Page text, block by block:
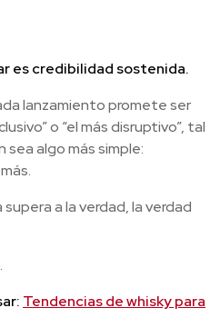
es credibilidad sostenida.
lanzamiento promete ser
o “el más disruptivo”, tal
sea algo más simple:
a la verdad, la verdad
Tendencias de whisky para